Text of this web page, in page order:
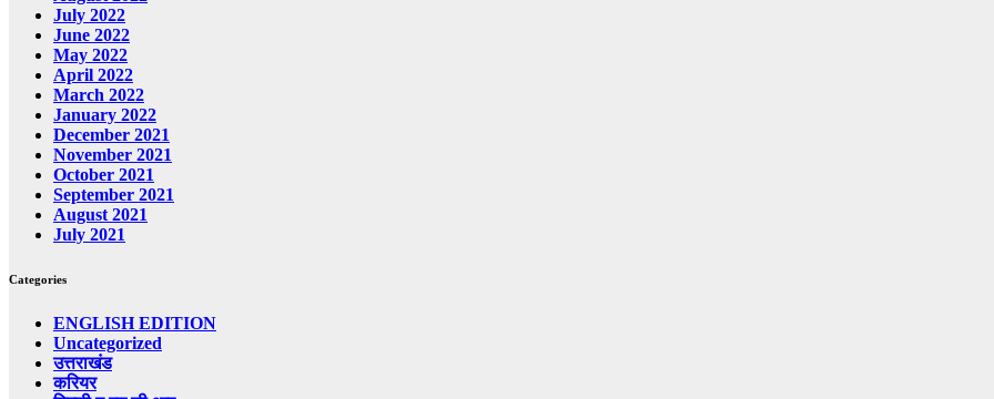
July 2022
June 2022
May 2022
April 2022
March 2022
January 2022
December 2021
November 2021
October 2021
September 2021
August 2021
July 2021
Categories
ENGLISH EDITION
Uncategorized
उत्तराखंड
करियर